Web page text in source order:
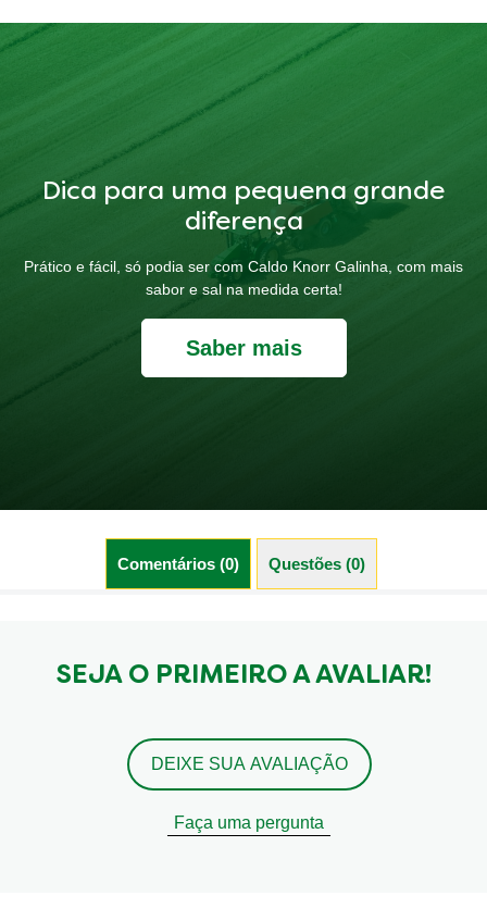
Dica para uma pequena grande
diferença
Prático e fácil, só podia ser com Caldo Knorr Galinha, com mais
sabor e sal na medida certa!
Saber mais
Comentários (0) Questões (0)
SEJA O PRIMEIRO A AVALIAR!
DEIXE SUA AVALIAÇÃO
Faça uma pergunta